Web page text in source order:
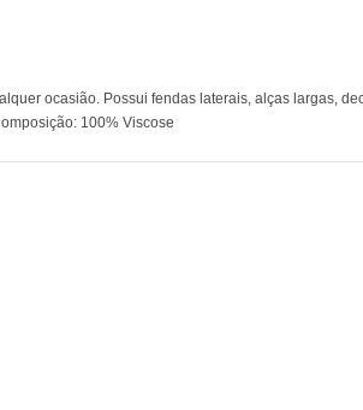
ocasião. Possui fendas laterais, alças largas,
100% Viscose